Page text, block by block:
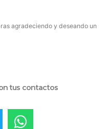
agradeciendo y deseando un
tus contactos